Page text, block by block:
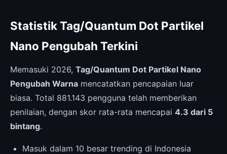
Statistik Tag/Quantum Dot Partikel
Nano Pengubah Terkini
Memasuki 2026, Tag/Quantum Dot Partikel Nano
Pengubah Warna mencatatkan pencapaian luar
biasa. Total 881.143 pengguna telah memberikan
penilaian, dengan skor rata-rata mencapai 4.3 dari 5
bintang.
Masuk dalam 10 besar trending di Indonesia